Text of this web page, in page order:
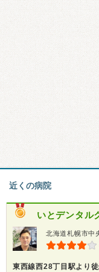
近くの病院
いとデンタル
北海道札幌市中
東西線西28丁目駅より